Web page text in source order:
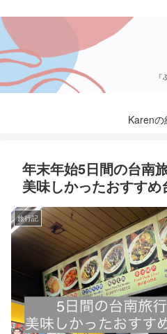
Karenの
年末年始5日間の台南
美味しかったおすす
旅行記